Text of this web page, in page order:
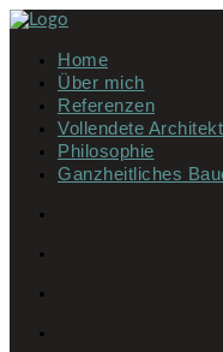
Home
Über mich
Referenzen
Vollendete
Philosophie
Ganzheitliches